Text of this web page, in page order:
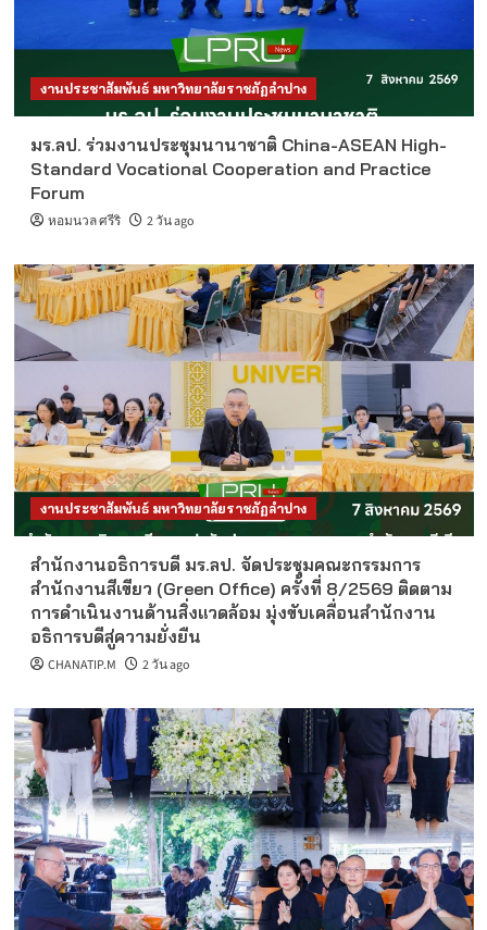
งานประชาสัมพันธ์ มหาวิทยาลัยราชภัฏลำปาง
มร.ลป. ร่วมงานประชุมนานาชาติ China-ASEAN High-
Standard Vocational Cooperation and Practice
Forum
หอมนวล ศรีริ 2 วัน ago
งานประชาสัมพันธ์ มหาวิทยาลัยราชภัฏลำปาง
สำนักงานอธิการบดี มร.ลป. จัดประชุมคณะกรรมการ
สำนักงานสีเขียว (Green Office) ครั้งที่ 8/2569 ติดตาม
การดำเนินงานด้านสิ่งแวดล้อม มุ่งขับเคลื่อนสำนักงาน
อธิการบดีสู่ความยั่งยืน
CHANATIP.M 2 วัน ago